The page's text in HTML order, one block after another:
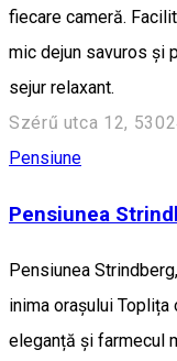
fiecare cameră.
mic dejun savuros și
sejur relaxant.
Szérű utca 12,
Pensiune
Pensiunea
Pensiunea
inima orașului
eleganță și farmecul